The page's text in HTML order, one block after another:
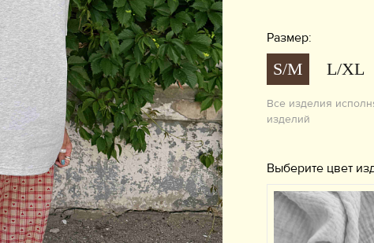
Размер:
S/M L/XL
Все изделия
изделий
Выберите цвет